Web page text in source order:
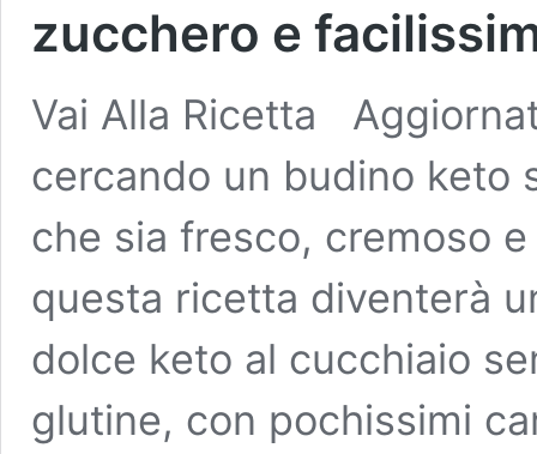
zucchero e
Vai Alla Ricetta
cercando un budino keto
che sia fresco, cremoso
questa ricetta diventerà
dolce keto al cucchiaio
glutine, con pochissimi